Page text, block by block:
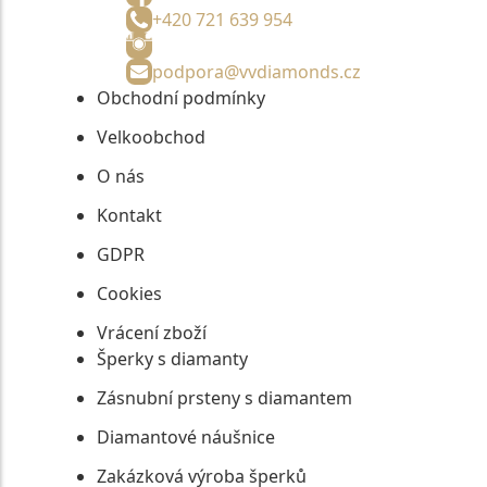
+420 721 639 954
podpora@vvdiamonds.cz
Obchodní podmínky
Velkoobchod
O nás
Kontakt
GDPR
Cookies
Vrácení zboží
Šperky s diamanty
Zásnubní prsteny s diamantem
Diamantové náušnice
Zakázková výroba šperků